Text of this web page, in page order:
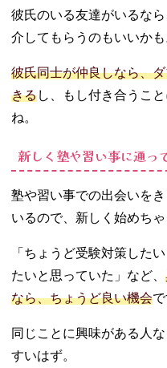
彼氏のいる友達がいるな
介してもらうのもいいかも
彼氏同士が仲良しなら、
きるし、もし付き合うこ
ね。
新しく塾や習い事に通っ
塾や習い事での出会いを
いるので、新しく始めちゃ
「ちょうど受験対策した
たいと思っていた」など、
なら、ちょうど良い機会で
同じことに興味がある人
すいはず。